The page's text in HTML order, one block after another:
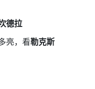
德拉
亮，看勒克斯